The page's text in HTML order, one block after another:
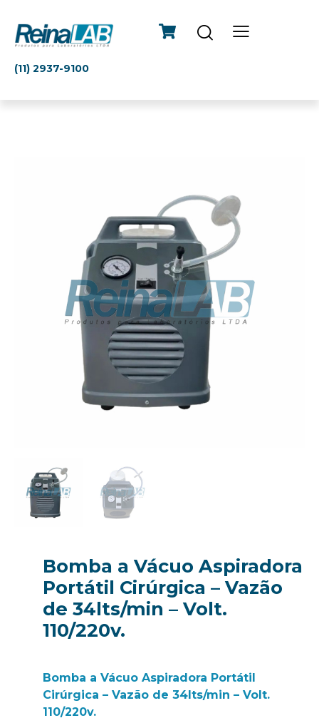
(11) 2937-9100
Bomba a Vácuo Aspiradora
Portátil Cirúrgica – Vazão
de 34lts/min – Volt.
110/220v.
Bomba a Vácuo Aspiradora Portátil
Cirúrgica – Vazão de 34lts/min – Volt.
110/220v.